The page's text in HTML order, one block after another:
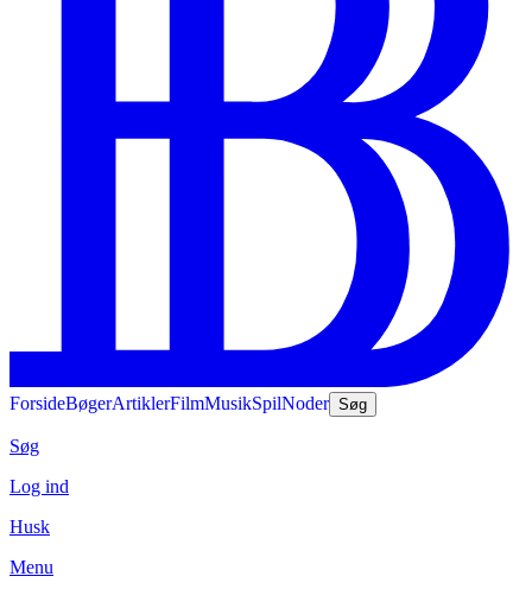
ForsideBøgerArtiklerFilmMusikSpilNoder Søg
Søg
Log ind
Husk
Menu